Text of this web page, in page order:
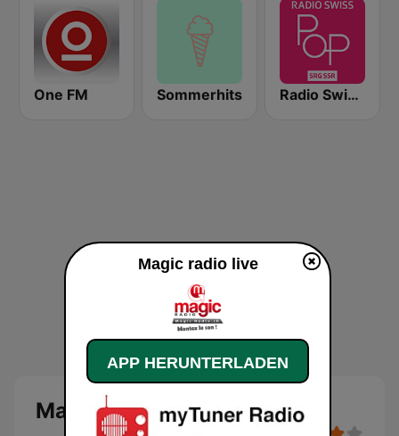
One FM Sommerhits Radio Swiss Pop
Magic radio
Magic radio live
APP HERUNTERLADEN